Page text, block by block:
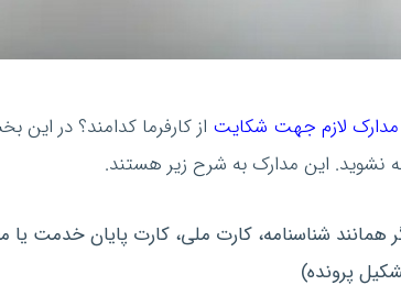
مدارک لازم جهت شکایت از کارفرما کدامند؟ در
این مدارک به شرح زیر هستند.
همانند شناسنامه، کارت ملی، کارت پایان خدمت